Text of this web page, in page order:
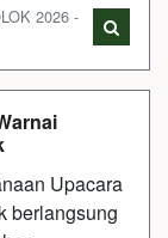
2026 -
Upacara
berlangsung